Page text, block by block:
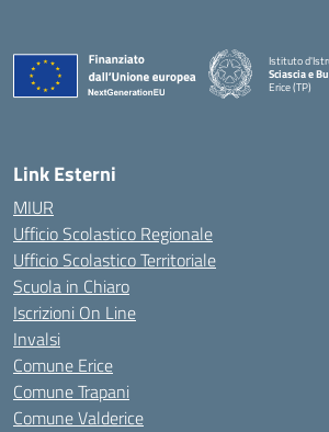
Istituto
Sciascia e
Erice (TP)
Link Esterni
MIUR
Ufficio Scolastico Regionale
Ufficio Scolastico Territoriale
Scuola in Chiaro
Iscrizioni On Line
Invalsi
Comune Erice
Comune Trapani
Comune Valderice